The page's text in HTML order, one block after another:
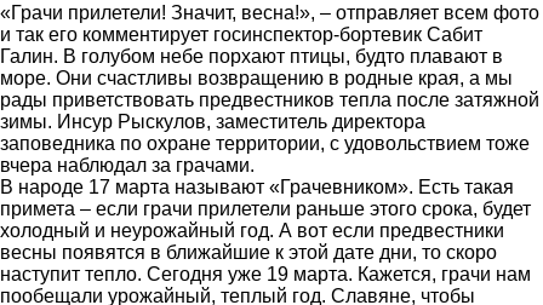
«Грачи прилетели! Значит, весна!», – отправляет всем фото
и так его комментирует госинспектор-бортевик Сабит
Галин. В голубом небе порхают птицы, будто плавают в
море. Они счастливы возвращению в родные края, а мы
рады приветствовать предвестников тепла после затяжной
зимы. Инсур Рыскулов, заместитель директора
заповедника по охране территории, с удовольствием тоже
вчера наблюдал за грачами.
В народе 17 марта называют «Грачевником». Есть такая
примета – если грачи прилетели раньше этого срока, будет
холодный и неурожайный год. А вот если предвестники
весны появятся в ближайшие к этой дате дни, то скоро
наступит тепло. Сегодня уже 19 марта. Кажется, грачи нам
пообещали урожайный, теплый год. Славяне, чтобы